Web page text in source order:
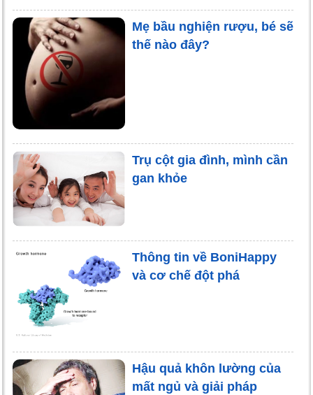
Mẹ bầu nghiện rượu, bé sẽ
thế nào đây?
Trụ cột gia đình, mình cần
gan khỏe
Thông tin về BoniHappy
và cơ chế đột phá
Hậu quả khôn lường của
mất ngủ và giải pháp